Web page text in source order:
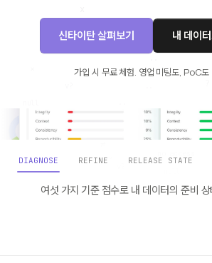
신타이탄 살펴보기 내 데이
가입 시 무료 체험. 영업 미팅도, PoC도
DIAGNOSE REFINE RELEASE STATE
여섯 가지 기준 점수로 내 데이터의 준비